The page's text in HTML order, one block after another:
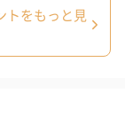
トをもっと見